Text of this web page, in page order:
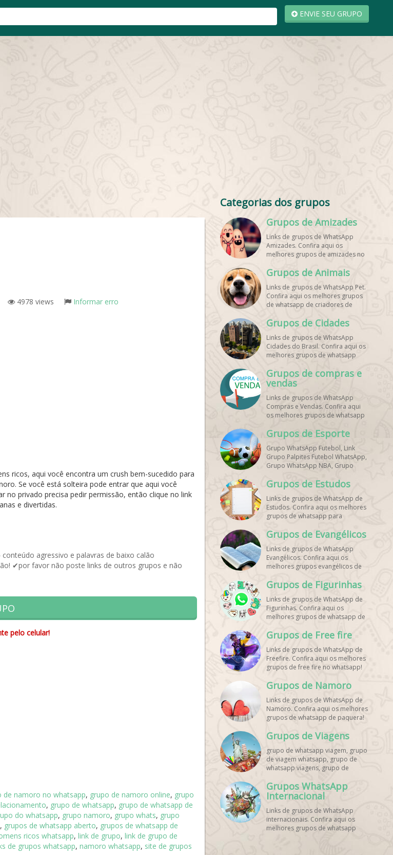
ENVIE SEU GRUPO
4978 views Informar erro
ricos, aqui você encontra um crush bem-sucedido para
Se você está solteira pode entrar que aqui você
privado precisa pedir permissão, então clique no link
e divertidas.
agressivo e palavras de baixo calão
✔por favor não poste links de outros grupos e não
pelo celular!
de namoro no whatsapp, grupo de namoro online, grupo
, grupo de whatsapp, grupo de whatsapp de
do whatsapp, grupo namoro, grupo whats, grupo
, grupos de whatsapp aberto, grupos de whatsapp de
ricos whatsapp, link de grupo, link de grupo de
de grupos whatsapp, namoro whatsapp, site de grupos
Categorias dos grupos
Grupos de Amizades
Links de grupos de WhatsApp
Amizades. Confira aqui os
melhores grupos de amizades no
Grupos de Animais
Links de grupos de WhatsApp Pet.
Confira aqui os melhores grupos
de whatsapp de criadores de
Grupos de Cidades
Links de grupos de WhatsApp
Cidades do Brasil. Confira aqui os
melhores grupos de whatsapp
Grupos de compras e
vendas
Links de grupos de WhatsApp
Compras e Vendas. Confira aqui
os melhores grupos de whatsapp
Grupos de Esporte
Grupo WhatsApp Futebol, Link
Grupo Palpites Futebol WhatsApp,
Grupo WhatsApp NBA, Grupo
WhatsApp Treino, Grupo
WhatsApp Notícias Esportes,
Grupo de Debates Esportivos
WhatsApp, Grupo de Torcedores
[Nome do Time] WhatsApp, Link
Grupo WhatsApp Dicas de Treino,
Grupo WhatsApp Futebol Ao Vivo.
Grupo WhatsApp Esporte, Grupos
de Esporte WhatsApp, WhatsApp
Esportes, Comunidade Esportiva
WhatsApp, Link Grupo WhatsApp
Esporte. Link Grupo WhatsApp
Esporte, Grupo WhatsApp Futebol,
Link Grupo Palpites Futebol
WhatsApp, Grupo WhatsApp NBA,
Grupos de Estudos
Links de grupos de WhatsApp de
Estudos. Confira aqui os melhores
grupos de whatsapp para
Grupos de Evangélicos
Links de grupos de WhatsApp
Evangélicos. Confira aqui os
melhores grupos evangélicos de
Grupos de Figurinhas
Links de grupos de WhatsApp de
Figurinhas. Confira aqui os
melhores grupos de whatsapp de
Grupos de Free fire
Links de grupos de WhatsApp de
Freefire. Confira aqui os melhores
grupos de free fire no whatsapp!
Grupos de Namoro
Links de grupos de WhatsApp de
Namoro. Confira aqui os melhores
grupos de whatsapp de paquera!
Grupos de Viagens
grupo de whatsapp viagem, grupo
de viagem whatsapp, grupo de
whatsapp viagens, grupo de
viagem barata whatsapp, grupo de
mochileiros whatsapp, grupo de
excursão whatsapp, grupo de
viagem em grupo whatsapp, grupo
de viagens nacionais whatsapp,
Grupos WhatsApp
Internacional
Links de grupos de WhatsApp
internacionais. Confira aqui os
melhores grupos de whatsapp